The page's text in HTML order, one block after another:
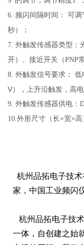
6. 频闪间隔时间：
可调
秒）；
7. 外触发传感器类型：
开）、接近开关（PNP
8. 外触发信号要求： 低
V），上升沿触发，高
9. 外触发传感器供电：
10.外形尺寸（长×宽×
杭州品拓电子技
家，中国工业频闪
杭州品拓电子技
一体，自创建之始